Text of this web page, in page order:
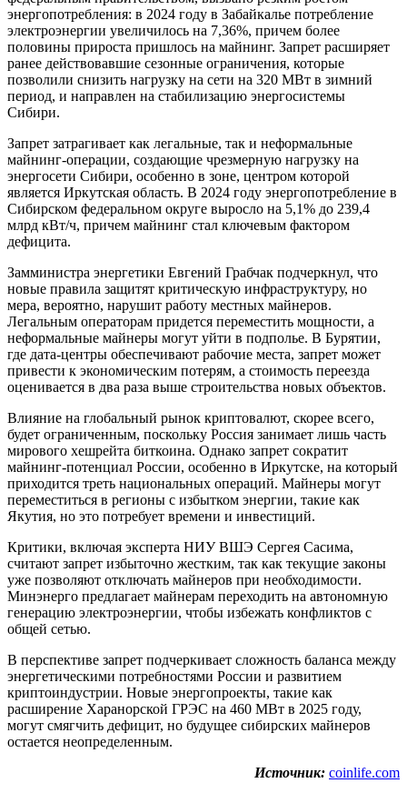
энергопотребления: в 2024 году в Забайкалье потребление
электроэнергии увеличилось на 7,36%, причем более
половины прироста пришлось на майнинг. Запрет расширяет
ранее действовавшие сезонные ограничения, которые
позволили снизить нагрузку на сети на 320 МВт в зимний
период, и направлен на стабилизацию энергосистемы
Сибири.
Запрет затрагивает как легальные, так и неформальные
майнинг-операции, создающие чрезмерную нагрузку на
энергосети Сибири, особенно в зоне, центром которой
является Иркутская область. В 2024 году энергопотребление в
Сибирском федеральном округе выросло на 5,1% до 239,4
млрд кВт/ч, причем майнинг стал ключевым фактором
дефицита.
Замминистра энергетики Евгений Грабчак подчеркнул, что
новые правила защитят критическую инфраструктуру, но
мера, вероятно, нарушит работу местных майнеров.
Легальным операторам придется переместить мощности, а
неформальные майнеры могут уйти в подполье. В Бурятии,
где дата-центры обеспечивают рабочие места, запрет может
привести к экономическим потерям, а стоимость переезда
оценивается в два раза выше строительства новых объектов.
Влияние на глобальный рынок криптовалют, скорее всего,
будет ограниченным, поскольку Россия занимает лишь часть
мирового хешрейта биткоина. Однако запрет сократит
майнинг-потенциал России, особенно в Иркутске, на который
приходится треть национальных операций. Майнеры могут
переместиться в регионы с избытком энергии, такие как
Якутия, но это потребует времени и инвестиций.
Критики, включая эксперта НИУ ВШЭ Сергея Сасима,
считают запрет избыточно жестким, так как текущие законы
уже позволяют отключать майнеров при необходимости.
Минэнерго предлагает майнерам переходить на автономную
генерацию электроэнергии, чтобы избежать конфликтов с
общей сетью.
В перспективе запрет подчеркивает сложность баланса между
энергетическими потребностями России и развитием
криптоиндустрии. Новые энергопроекты, такие как
расширение Харанорской ГРЭС на 460 МВт в 2025 году,
могут смягчить дефицит, но будущее сибирских майнеров
остается неопределенным.
Источник: coinlife.com